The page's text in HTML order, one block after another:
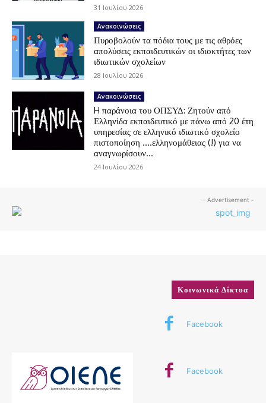
31 Ιουλίου 2026
Ανακοινώσεις
Πυροβολούν τα πόδια τους με τις αθρόες
απολύσεις εκπαιδευτικών οι ιδιοκτήτες των
ιδιωτικών σχολείων
28 Ιουλίου 2026
Ανακοινώσεις
H παράνοια του ΟΠΣΥΔ: Ζητούν από
Ελληνίδα εκπαιδευτικό με πάνω από 20 έτη
υπηρεσίας σε ελληνικό ιδιωτικό σχολείο
πιστοποίηση ….ελληνομάθειας (!) για να
αναγνωρίσουν...
24 Ιουλίου 2026
- Advertisement -
Κοινωνικά Δίκτυα
Facebook
Facebook